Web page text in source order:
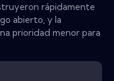
rápidamente
abierto, y la
prioridad menor para